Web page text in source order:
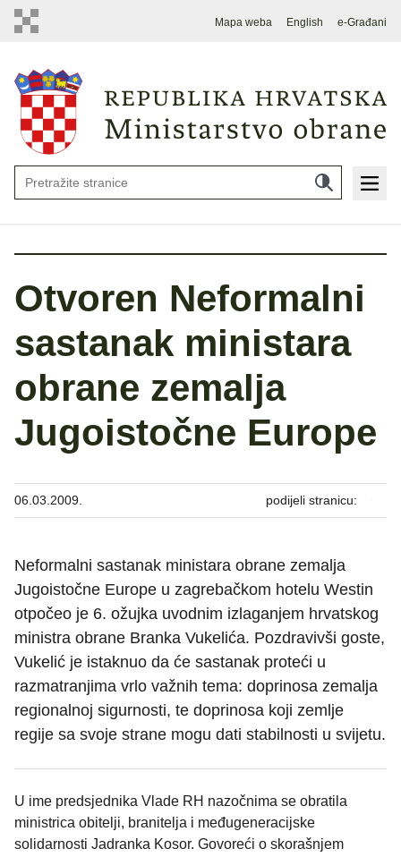
Mapa weba English e-Građani
Otvoren Neformalni
sastanak ministara
obrane zemalja
Jugoistočne Europe
06.03.2009. podijeli stranicu:
Neformalni sastanak ministara obrane zemalja
Jugoistočne Europe u zagrebačkom hotelu Westin
otpočeo je 6. ožujka uvodnim izlaganjem hrvatskog
ministra obrane Branka Vukelića. Pozdravivši goste,
Vukelić je istaknuo da će sastanak proteći u
razmatranjima vrlo važnih tema: doprinosa zemalja
regionalnoj sigurnosti, te doprinosa koji zemlje
regije sa svoje strane mogu dati stabilnosti u svijetu.
U ime predsjednika Vlade RH nazočnima se obratila
ministrica obitelji, branitelja i međugeneracijske
solidarnosti Jadranka Kosor. Govoreći o skorašnjem